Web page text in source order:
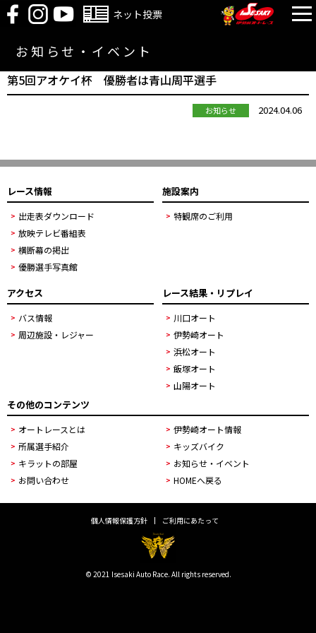
ネット投票
お知らせ・イベント
第5回アオケイ杯 優勝者は青山周平選手
お知らせ 2024.04.06
レース情報
出走表ダウンロード
放映テレビ番組表
横断幕の掲出
優勝選手写真館
施設案内
特観席のご利用
アクセス
バス情報
周辺施設・レジャー
レース結果・リプレイ
川口オート
伊勢崎オート
浜松オート
飯塚オート
山陽オート
その他のコンテンツ
オートレースとは
伊勢崎オート情報
所属選手紹介
キッズバイク
キラットの部屋
お知らせ・イベント
お問い合わせ
HOMEへ戻る
個人情報保護方針 ご利用にあたって
© 2021 Isesaki Auto Race. All rights reserved.